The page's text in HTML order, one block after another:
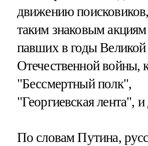
движению
таким знаковым
павших в годы Великой
Отечественной войны,
"Бессмертный полк",
"Георгиевская лента",
По словам Путина,